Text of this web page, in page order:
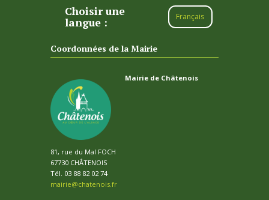
Choisir une
langue :
Français
Coordonnées de la Mairie
Mairie de Châtenois
81, rue du Mal FOCH
67730 CHÂTENOIS
Tél. 03 88 82 02 74
mairie@chatenois.fr